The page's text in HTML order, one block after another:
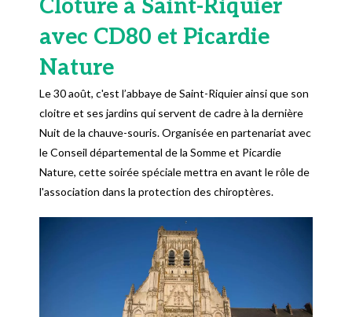
Clôture à Saint-Riquier
avec CD80 et Picardie
Nature
Le 30 août, c'est l’abbaye de Saint-Riquier ainsi que son
cloitre et ses jardins qui servent de cadre à la dernière
Nuit de la chauve-souris. Organisée en partenariat avec
le Conseil départemental de la Somme et Picardie
Nature, cette soirée spéciale mettra en avant le rôle de
l'association dans la protection des chiroptères.